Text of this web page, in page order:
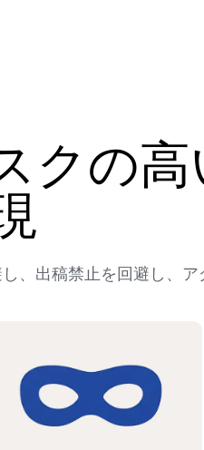
クの
、出稿禁止を回避し、